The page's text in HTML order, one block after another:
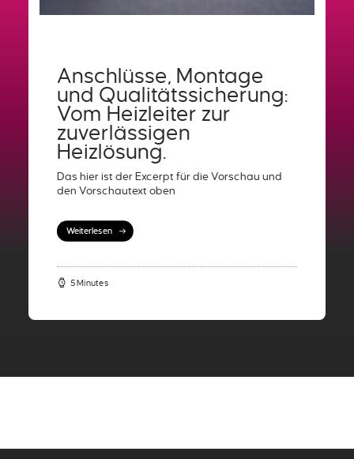
Anschlüsse, Montage
und Qualitätssicherung:
Vom Heizleiter zur
zuverlässigen
Heizlösung.
Das hier ist der Excerpt für die Vorschau und
den Vorschautext oben
Weiterlesen
5 Minutes